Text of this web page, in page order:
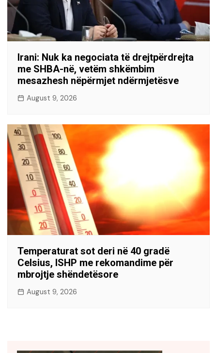
Irani: Nuk ka negociata të drejtpërdrejta
me SHBA-në, vetëm shkëmbim
mesazhesh nëpërmjet ndërmjetësve
August 9, 2026
Temperaturat sot deri në 40 gradë
Celsius, ISHP me rekomandime për
mbrojtje shëndetësore
August 9, 2026